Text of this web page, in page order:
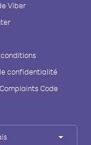
Viber
confidentialité
Code